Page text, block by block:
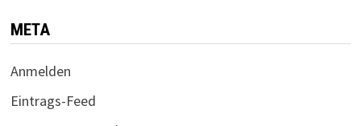
META
Anmelden
Eintrags-Feed